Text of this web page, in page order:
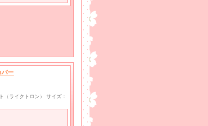
バー
（ライクトロン） サイズ：